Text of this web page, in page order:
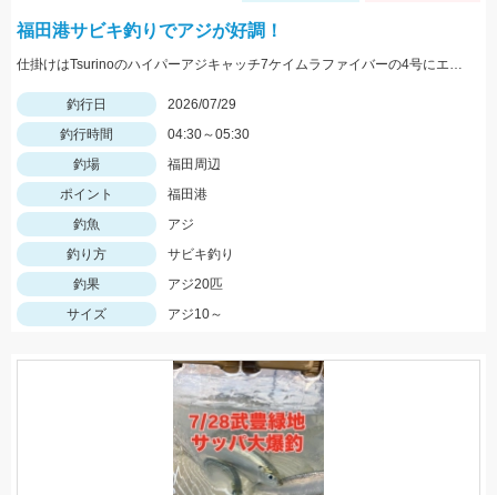
福田港サビキ釣りでアジが好調！
仕掛けはTsurinoのハイパーアジキャッチ7ケイムラファイバーの4号にエサはアミエビを針に付けて釣りました。アジ狙いなら早朝がおススメです。
釣行日
2026/07/29
釣行時間
04:30～05:30
釣場
福田周辺
ポイント
福田港
釣魚
アジ
釣り方
サビキ釣り
釣果
アジ20匹
サイズ
アジ10～